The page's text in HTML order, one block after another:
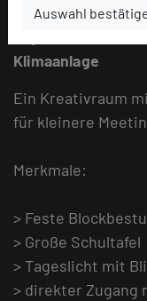
Auswahl
Raumhöhe
Klimaanlage
Ein Kreativraum
für kleinere
Merkmale:
> Feste
> Große Schultafel
> Tageslicht mit
> direkter Zugang